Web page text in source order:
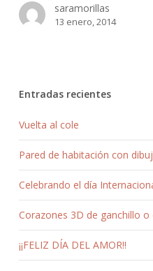
saramorillas
13 enero, 2014
Entradas recientes
Vuelta al cole
Pared de habitación con
Celebrando el día
Corazones 3D de ganchillo
¡¡FELIZ DÍA DEL AMOR!!